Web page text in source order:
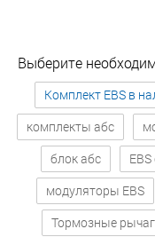
Выберите
Комплект EBS в
комплекты абс
блок абс
модуляторы EBS
Тормозные